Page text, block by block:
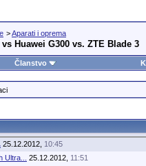
>Aparati i oprema
Huawei G300 vs. ZTE Blade 3
Članstvo
25.12.2012, 10:45
Ultra... 25.12.2012, 11:51